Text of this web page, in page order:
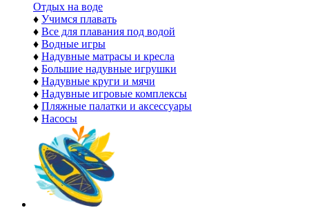
Отдых на воде
♦ Учимся плавать
♦ Все для плавания под водой
♦ Водные игры
♦ Надувные матрасы и кресла
♦ Большие надувные игрушки
♦ Надувные круги и мячи
♦ Надувные игровые комплексы
♦ Пляжные палатки и аксессуары
♦ Насосы